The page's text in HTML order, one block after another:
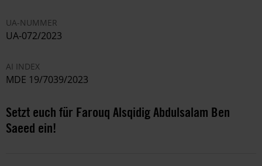
UA-NUMMER
UA-072/2023
AI INDEX
MDE 19/7039/2023
Setzt euch für Farouq Alsqidig Abdulsalam Ben
Saeed ein!